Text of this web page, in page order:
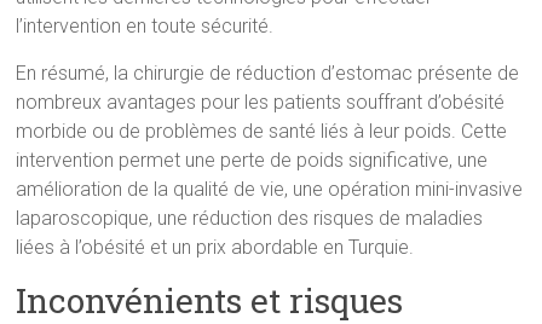
l’intervention en toute sécurité.
En résumé, la chirurgie de réduction d’estomac présente de
nombreux avantages pour les patients souffrant d’obésité
morbide ou de problèmes de santé liés à leur poids. Cette
intervention permet une perte de poids significative, une
amélioration de la qualité de vie, une opération mini-invasive
laparoscopique, une réduction des risques de maladies
liées à l’obésité et un prix abordable en Turquie.
Inconvénients et risques